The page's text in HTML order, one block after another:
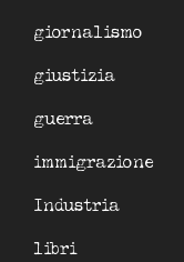
giornalismo
giustizia
guerra
immigrazione
Industria
libri